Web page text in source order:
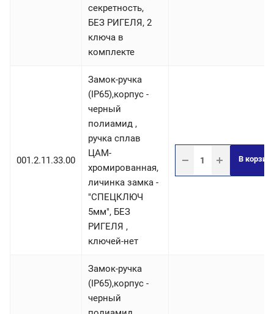
секретность,
БЕЗ РИГЕЛЯ, 2
ключа в
комплекте
001.2.11.33.00
Замок-ручка
(IP65),корпус -
черный
полиамид ,
ручка сплав
ЦАМ-
хромированная,
личинка замка -
"СПЕЦКЛЮЧ
5мм", БЕЗ
РИГЕЛЯ ,
ключей-нет
В
Замок-ручка
(IP65),корпус -
черный